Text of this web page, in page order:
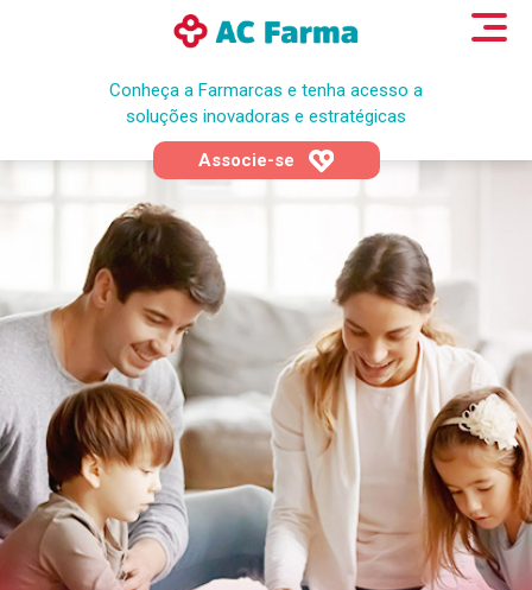
Conheça a Farmarcas e tenha acesso a
soluções inovadoras e estratégicas
Associe-se